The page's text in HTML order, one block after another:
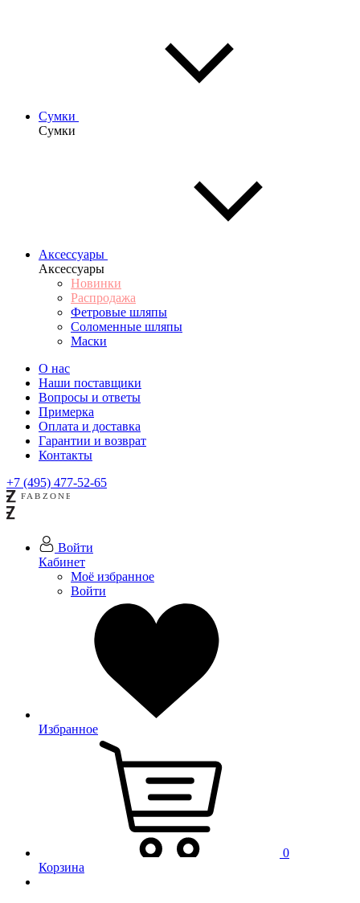
Сумки
Сумки
Аксессуары
Аксессуары
Новинки
Распродажа
Фетровые шляпы
Соломенные шляпы
Маски
О нас
Наши поставщики
Вопросы и ответы
Примерка
Оплата и доставка
Гарантии и возврат
Контакты
+7 (495) 477-52-65
Войти
Кабинет
Моё избранное
Войти
Избранное
0
Корзина